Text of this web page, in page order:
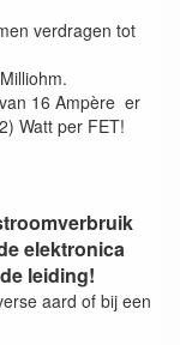
verdragen tot
16 Ampère er
Watt per FET!
elektronica
leiding!
aard of bij een